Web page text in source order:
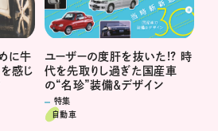
に牛
感じ
ユーザーの度肝を抜いた!? 時
代を先取りし過ぎた国産車
の“名珍”装備＆デザイン
特集
自動車